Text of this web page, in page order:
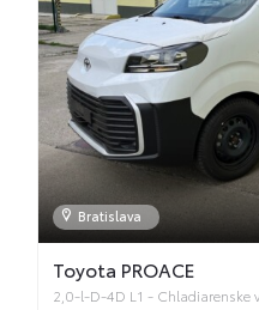
Bratislava
Toyota PROACE
2,0-l-D-4D L1 - Chladiarenske